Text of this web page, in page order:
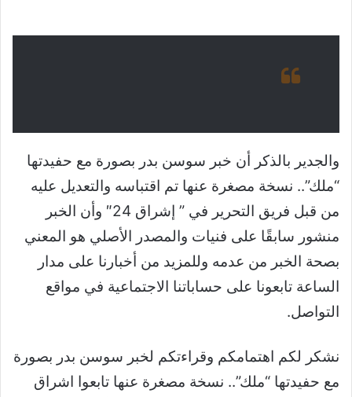
والجدير بالذكر أن خبر سوسن بدر بصورة مع حفيدتها
“ملك”.. نسخة مصغرة عنها تم اقتباسه والتعديل عليه
من قبل فريق التحرير في ” إشراق 24″ وأن الخبر
منشور سابقًا على فنيات والمصدر الأصلي هو المعني
بصحة الخبر من عدمه وللمزيد من أخبارنا على مدار
الساعة تابعونا على حساباتنا الاجتماعية في مواقع
التواصل.
نشكر لكم اهتمامكم وقراءتكم لخبر سوسن بدر بصورة
مع حفيدتها “ملك”.. نسخة مصغرة عنها تابعوا اشراق